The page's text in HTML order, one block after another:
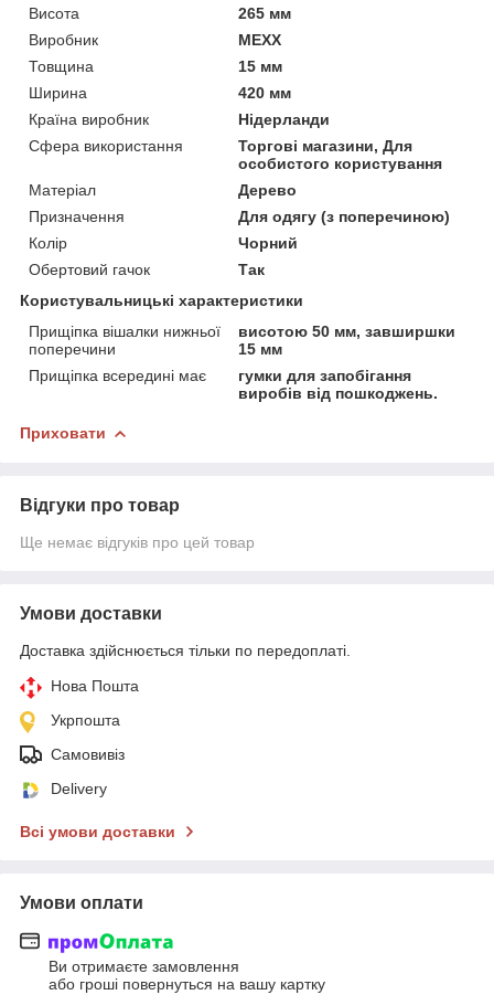
Висота
265 мм
Виробник
MEXX
Товщина
15 мм
Ширина
420 мм
Країна виробник
Нідерланди
Сфера використання
Торгові магазини, Для
особистого користування
Матеріал
Дерево
Призначення
Для одягу (з поперечиною)
Колір
Чорний
Обертовий гачок
Так
Користувальницькі характеристики
Прищіпка вішалки нижньої
поперечини
висотою 50 мм, завширшки
15 мм
Прищіпка всередині має
гумки для запобігання
виробів від пошкоджень.
Приховати
Відгуки про товар
Ще немає відгуків про цей товар
Умови доставки
Доставка здійснюється тільки по передоплаті.
Нова Пошта
Укрпошта
Самовивіз
Delivery
Всі умови доставки
Умови оплати
Ви отримаєте замовлення
або гроші повернуться на вашу картку